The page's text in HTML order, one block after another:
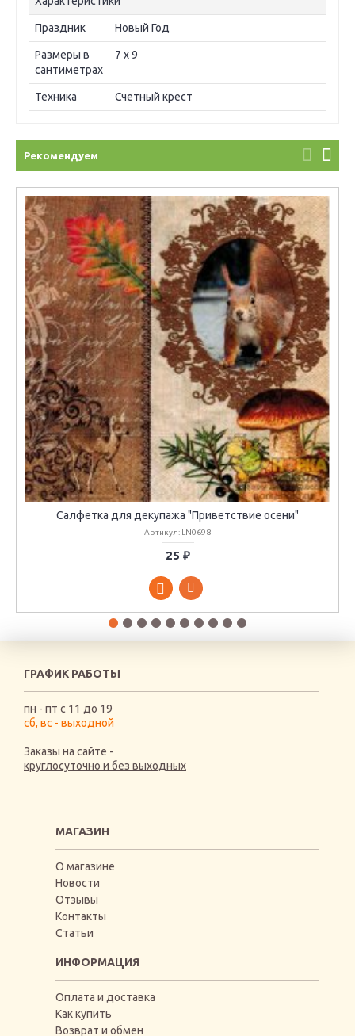
Праздник Новый Год
Размеры в
сантиметрах
7 х 9
Техника Счетный крест
Рекомендуем
Салфетка для декупажа "Приветствие осени"
Артикул: LN0698
25 ₽
ГРАФИК РАБОТЫ
пн - пт с 11 до 19
сб, вс - выходной
Заказы на сайте -
круглосуточно и без выходных
МАГАЗИН
О магазине
Новости
Отзывы
Контакты
Статьи
ИНФОРМАЦИЯ
Оплата и доставка
Как купить
Возврат и обмен